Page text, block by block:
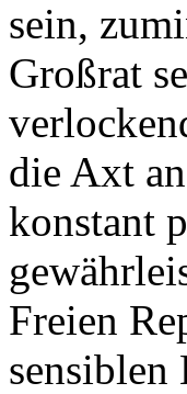
sein,
Großrat
die Axt
konstant
Freien
sensiblen